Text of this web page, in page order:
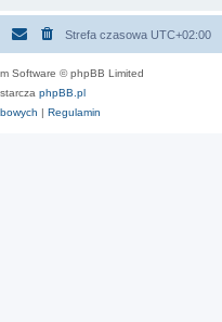
Strefa czasowa UTC+02:00
Software © phpBB Limited
phpBB.pl
| Regulamin